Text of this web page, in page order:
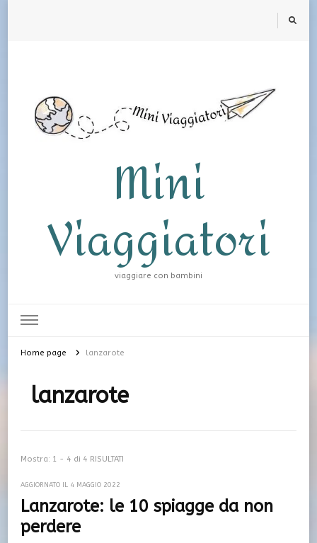
Mini
Viaggiatori
viaggiare con bambini
Home page lanzarote
lanzarote
Mostra: 1 - 4 di 4 RISULTATI
AGGIORNATO IL 4 MAGGIO 2022
Lanzarote: le 10 spiagge da non
perdere